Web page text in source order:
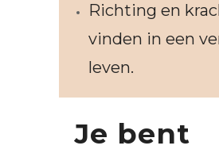
Richting en
vinden in een
leven.
Je bent